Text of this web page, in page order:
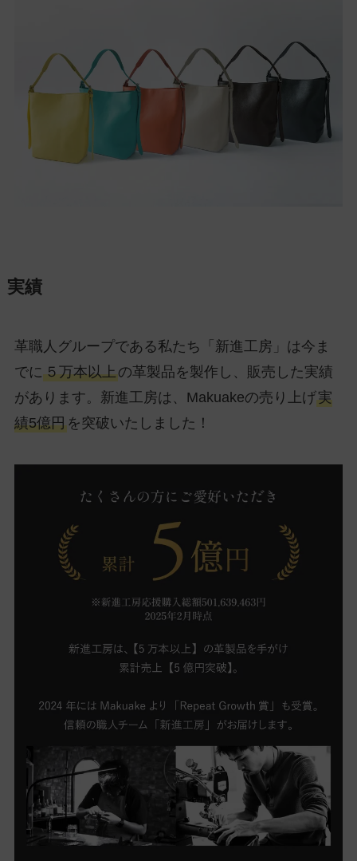
実績
革職人グループである私たち「新進工房」は今ま
でに５万本以上の革製品を製作し、販売した実績
があります。新進工房は、Makuakeの売り上げ実
績5億円を突破いたしました！